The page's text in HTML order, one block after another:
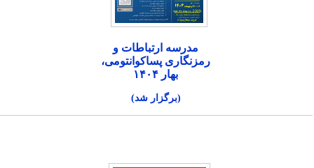
مدرسه ارتباطات و
رمزنگاری پساکوانتومی،
بهار ۱۴۰۴
(برگزار شد)